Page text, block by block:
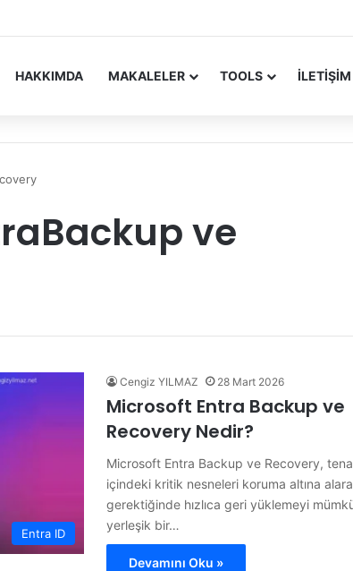
Update Yayımlandı
HAKKIMDA MAKALELER TOOLS İLETIŞIM
ve
Entra ID
Cengiz YILMAZ 28 Mart 2026
Microsoft Entra Backup ve
Recovery Nedir?
Microsoft Entra Backup ve Recovery,
içindeki kritik nesneleri koruma altına
gerektiğinde hızlıca geri yüklemeyi
yerleşik bir…
Devamını Oku »